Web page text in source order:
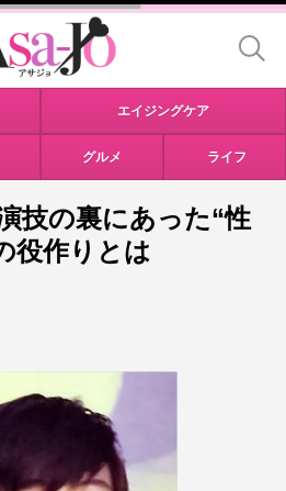
エイジングケア
グルメ ライフ
技の裏にあった“性
役作りとは